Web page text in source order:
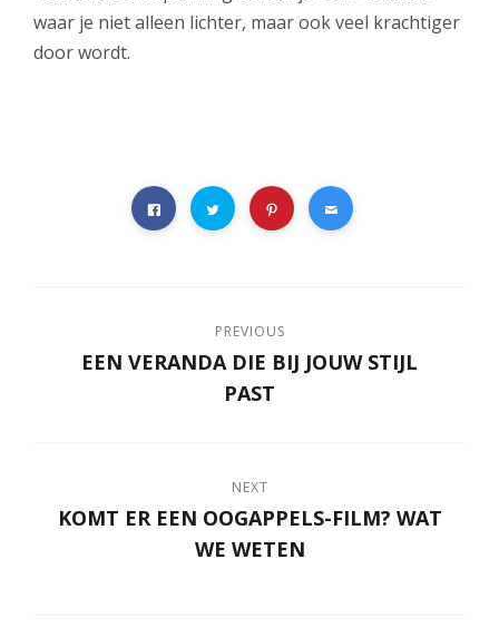
waar je niet alleen lichter, maar ook veel krachtiger
door wordt.
PREVIOUS
EEN VERANDA DIE BIJ JOUW STIJL
PAST
NEXT
KOMT ER EEN OOGAPPELS-FILM? WAT
WE WETEN